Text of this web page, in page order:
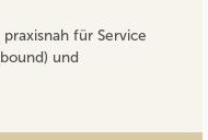
für Service
und